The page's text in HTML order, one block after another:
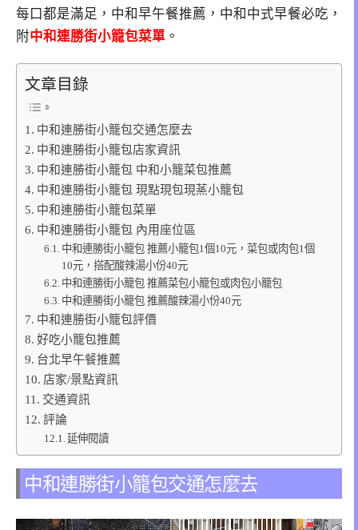
每口都是滿足，中和早午餐推薦，中和中式早餐必吃，
附中和連勝街小籠包菜單 。
文章目錄
中和連勝街小籠包交通怎麼去
中和連勝街小籠包店家資訊
中和連勝街小籠包 中和小籠菜包推薦
中和連勝街小籠包 現點現包現蒸小籠包
中和連勝街小籠包菜單
中和連勝街小籠包 內用座位區
中和連勝街小籠包 推薦小籠包1個10元，菜包或肉包1個
10元，搭配酸辣湯小份40元
中和連勝街小籠包 推薦菜包小籠包或肉包小籠包
中和連勝街小籠包 推薦酸辣湯小份40元
中和連勝街小籠包評價
好吃小籠包推薦
台北早午餐推薦
店家/景點資訊
交通資訊
評論
延伸閱讀
中和連勝街小籠包交通怎麼去